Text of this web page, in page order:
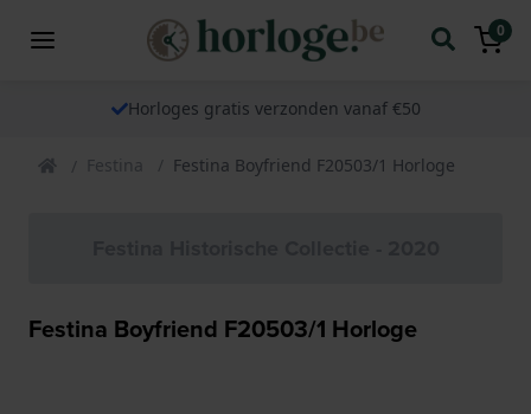
0
Horloges gratis verzonden vanaf €50
Festina Festina Boyfriend F20503/1 Horloge
Festina Boyfriend F20503/1 Horloge